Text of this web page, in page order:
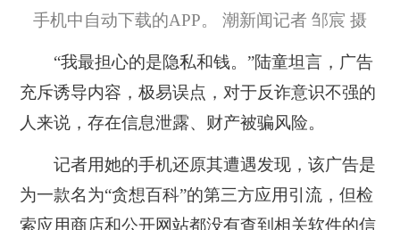
手机中自动下载的APP。 潮新闻记者 邹宸 摄
“我最担心的是隐私和钱。”陆童坦言，广告
充斥诱导内容，极易误点，对于反诈意识不强的
人来说，存在信息泄露、财产被骗风险。
记者用她的手机还原其遭遇发现，该广告是
为一款名为“贪想百科”的第三方应用引流，但检
索应用商店和公开网站都没有查到相关软件的信